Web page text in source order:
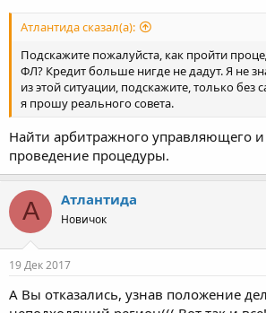
Атлантида сказал(а):
Подскажите пожалуйста, как пройти
ФЛ? Кредит больше нигде не дадут. Я не
из этой ситуации, подскажите, только без
я прошу реального совета.
Найти арбитражного управляющего
проведение процедуры.
А Атлантида
Новичок
19 Дек 2017
А Вы отказались, узнав положение